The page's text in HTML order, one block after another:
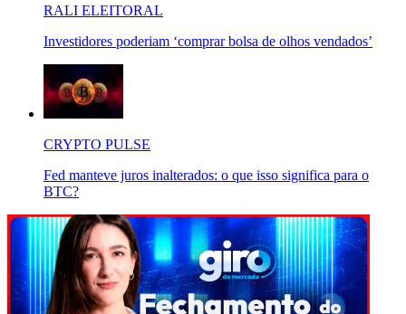
RALI ELEITORAL
Investidores poderiam ‘comprar bolsa de olhos vendados’
CRYPTO PULSE
Fed manteve juros inalterados: o que isso significa para o
BTC?